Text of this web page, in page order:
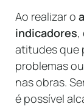
Ao realizar o
indicadores,
atitudes que
problemas
nas obras.
é possível